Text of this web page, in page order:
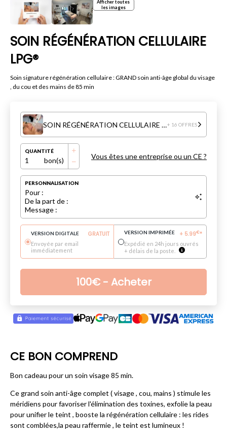
Afficher toutes
les images
SOIN RÉGÉNÉRATION CELLULAIRE
LPG®
Soin signature régénération cellulaire : GRAND soin anti-âge global du visage
, du cou et des mains de 85 min
SOIN RÉGÉNÉRATION CELLULAIRE LPG®+ 16 OFFRES
QUANTITÉ
1 bon(s) Vous êtes une entreprise ou un CE ?
PERSONNALISATION
Pour :
De la part de :
Message :
VERSION DIGITALE GRATUIT
Envoyée par email
immédiatement
VERSION IMPRIMÉE + 5.99€*
Expédié en 24h jours ouvrés
+ délais de la poste.
100€- Acheter
CE BON COMPREND
Bon cadeau pour un soin visage 85 min.
Ce grand soin anti-âge complet ( visage , cou, mains ) stimule les
méridiens pour favoriser l'élimination des toxines, exfolie la peau
pour unifier le teint , booste la régénération cellulaire : les rides
sont comblées,la peau raffermie , le teint est lumineux !